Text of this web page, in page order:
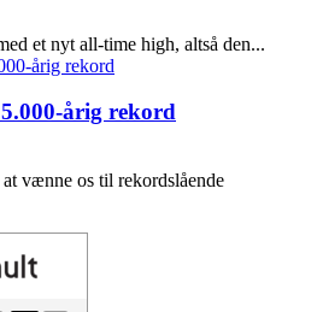
et nyt all-time high, altså den...
årig rekord
vænne os til rekordslående